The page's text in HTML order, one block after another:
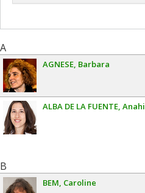
A
AGNESE Barbara
ALBA DE LA FUENTE Anahi
B
BEM Caroline